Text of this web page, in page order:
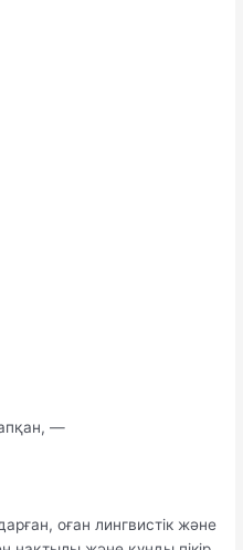
—
оған лингвистік және